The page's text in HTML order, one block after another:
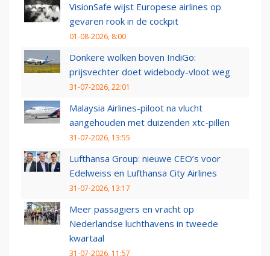
VisionSafe wijst Europese airlines op
gevaren rook in de cockpit
01-08-2026, 8:00
Donkere wolken boven IndiGo:
prijsvechter doet widebody-vloot weg
31-07-2026, 22:01
Malaysia Airlines-piloot na vlucht
aangehouden met duizenden xtc-pillen
31-07-2026, 13:55
Lufthansa Group: nieuwe CEO’s voor
Edelweiss en Lufthansa City Airlines
31-07-2026, 13:17
Meer passagiers en vracht op
Nederlandse luchthavens in tweede
kwartaal
31-07-2026, 11:57